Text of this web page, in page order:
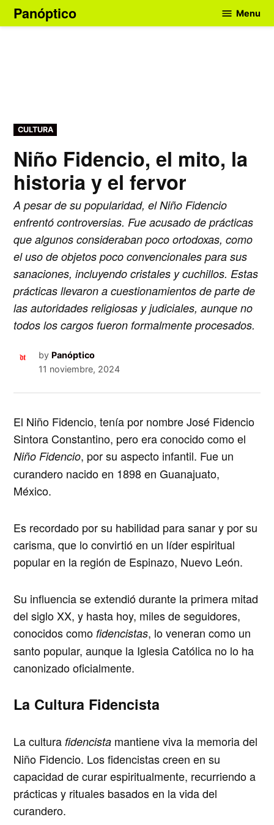
Skip
to
Panóptico Menu
POSTED
IN
CULTURA
Niño Fidencio, el mito, la
historia y el fervor
A pesar de su popularidad, el Niño Fidencio
enfrentó controversias. Fue acusado de prácticas
que algunos consideraban poco ortodoxas, como
el uso de objetos poco convencionales para sus
sanaciones, incluyendo cristales y cuchillos. Estas
prácticas llevaron a cuestionamientos de parte de
las autoridades religiosas y judiciales, aunque no
todos los cargos fueron formalmente procesados.
by Panóptico
11 noviembre, 2024
El Niño Fidencio, tenía por nombre José Fidencio
Sintora Constantino, pero era conocido como el
Niño Fidencio, por su aspecto infantil. Fue un
curandero nacido en 1898 en Guanajuato,
México.
Es recordado por su habilidad para sanar y por su
carisma, que lo convirtió en un líder espiritual
popular en la región de Espinazo, Nuevo León.
Su influencia se extendió durante la primera mitad
del siglo XX, y hasta hoy, miles de seguidores,
conocidos comofidencistas, lo veneran como un
santo popular, aunque la Iglesia Católica no lo ha
canonizado oficialmente.
La Cultura Fidencista
La culturafidencista mantiene viva la memoria del
Niño Fidencio. Los fidencistas creen en su
capacidad de curar espiritualmente, recurriendo a
prácticas y rituales basados en la vida del
curandero.